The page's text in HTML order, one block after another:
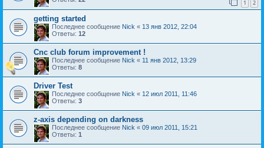
1 2
getting started
Последнее сообщение Nick « 13 янв 2012, 22:04
Ответы: 12
Cnc club forum improvement !
Последнее сообщение Nick « 11 янв 2012, 13:29
Ответы: 8
Driver Test
Последнее сообщение Nick « 12 июл 2011, 11:46
Ответы: 3
z-axis depending on darkness
Последнее сообщение Nick « 09 июл 2011, 15:21
Ответы: 1